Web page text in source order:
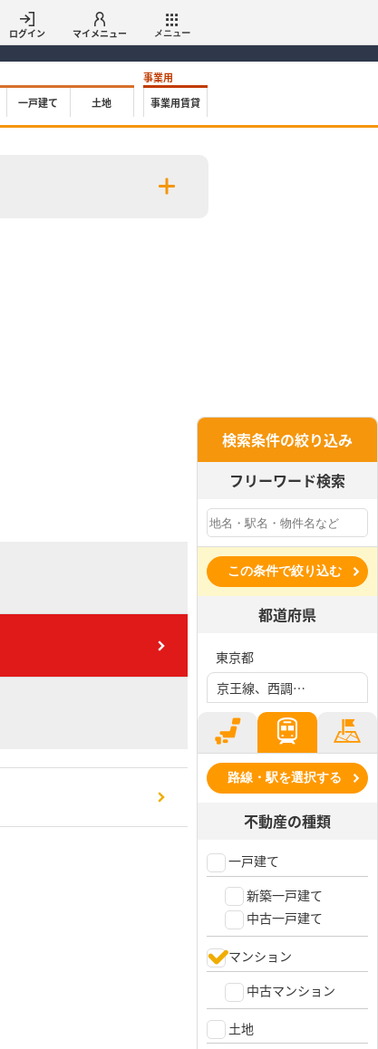
ログイン マイメニュー メニュー
一戸建て 土地
事業用
事業用賃貸
検索条件の絞り込み
フリーワード検索
この条件で絞り込む
都道府県
東京都
京王線、西調布駅
路線・駅を選択する
不動産の種類
一戸建て
新築一戸建て
中古一戸建て
マンション
中古マンション
土地